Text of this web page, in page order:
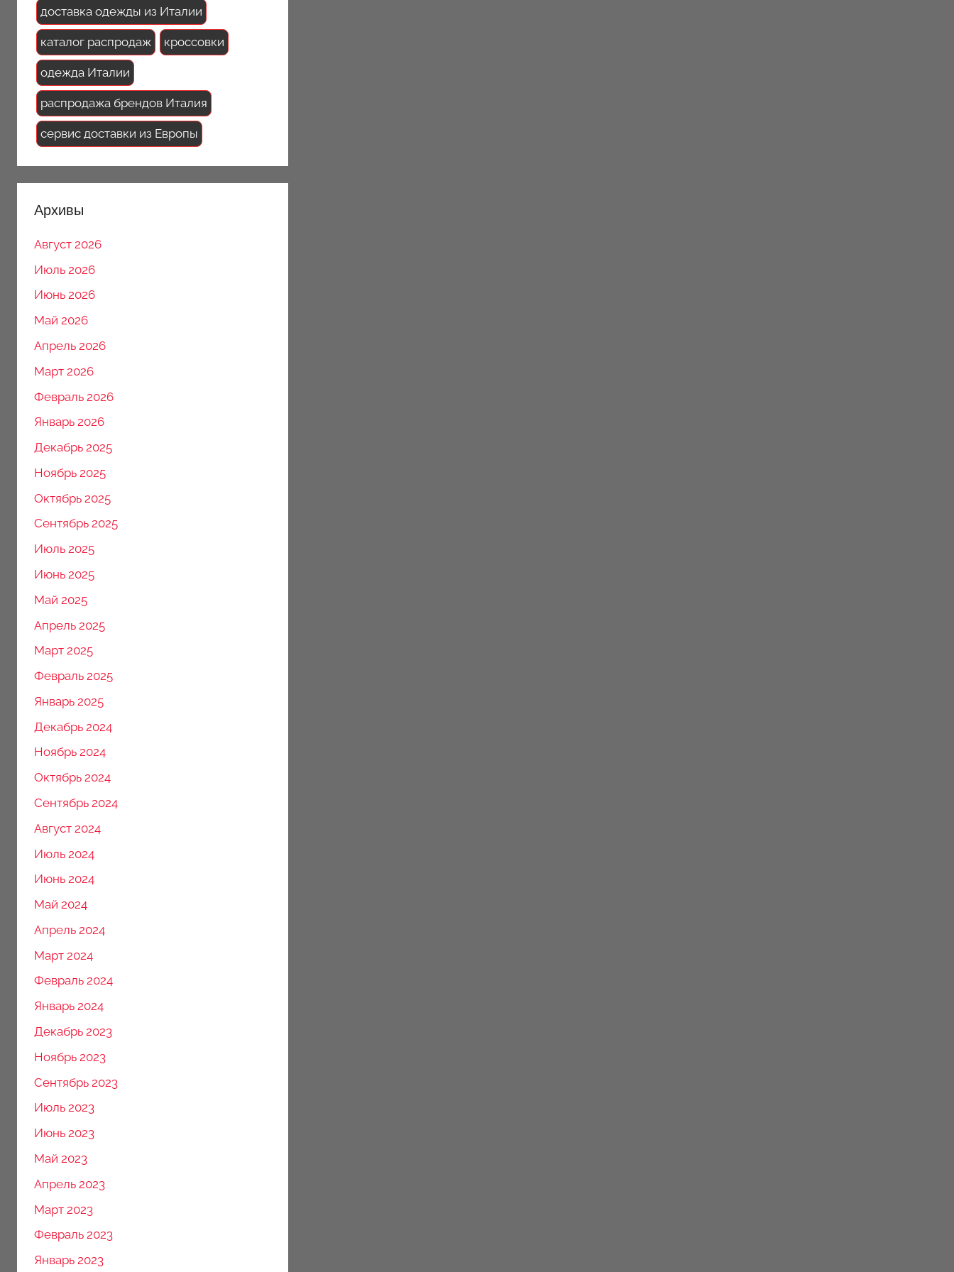
доставка одежды из Италии
каталог распродаж кроссовки
одежда Италии
распродажа брендов Италия
сервис доставки из Европы
Архивы
Август 2026
Июль 2026
Июнь 2026
Май 2026
Апрель 2026
Март 2026
Февраль 2026
Январь 2026
Декабрь 2025
Ноябрь 2025
Октябрь 2025
Сентябрь 2025
Июль 2025
Июнь 2025
Май 2025
Апрель 2025
Март 2025
Февраль 2025
Январь 2025
Декабрь 2024
Ноябрь 2024
Октябрь 2024
Сентябрь 2024
Август 2024
Июль 2024
Июнь 2024
Май 2024
Апрель 2024
Март 2024
Февраль 2024
Январь 2024
Декабрь 2023
Ноябрь 2023
Сентябрь 2023
Июль 2023
Июнь 2023
Май 2023
Апрель 2023
Март 2023
Февраль 2023
Январь 2023